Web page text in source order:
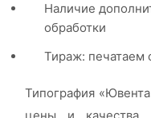
Наличие
обработки
Тираж: печатаем
Типография